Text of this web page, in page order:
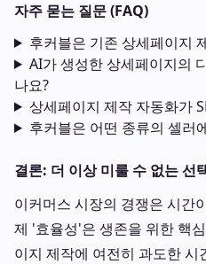
자주 묻는 질문 (FAQ)
후커블은 기존 상세페이지
AI가 생성한 상세페이지의
나요?
상세페이지 제작 자동화가
후커블은 어떤 종류의 셀러
결론: 더 이상 미룰 수 없는 선
이커머스 시장의 경쟁은 시간
제 '효율성'은 생존을 위한 핵
이지 제작에 여전히 과도한